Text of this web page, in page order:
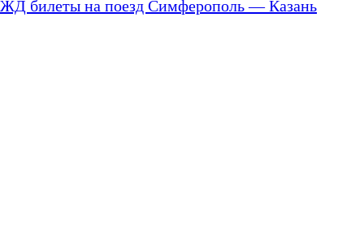
ЖД билеты на поезд Симферополь — Казань